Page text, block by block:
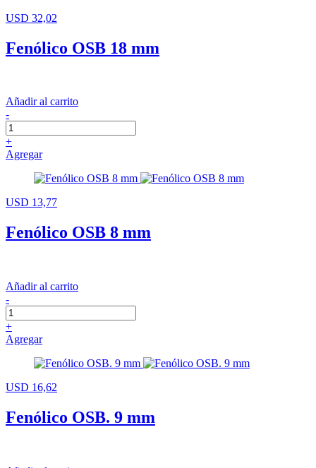
USD 32,02
Fenólico OSB 18 mm
Añadir al carrito
-
+
Agregar
USD 13,77
Fenólico OSB 8 mm
Añadir al carrito
-
+
Agregar
USD 16,62
Fenólico OSB. 9 mm